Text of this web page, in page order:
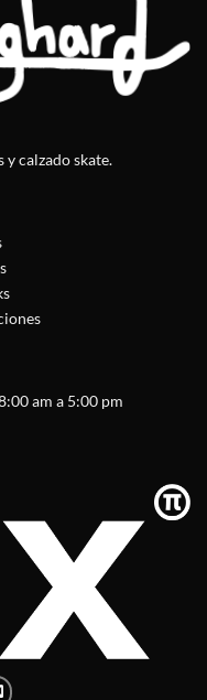
y calzado skate.
am a 5:00 pm